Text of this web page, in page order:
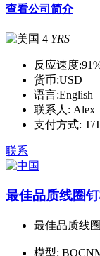
查看公司简介
4 YRS
反应速度:
货币:USD
语言:English
联系人: Alex
支付方式: T/
联系
最佳品质线圈
最佳品质线
模型: